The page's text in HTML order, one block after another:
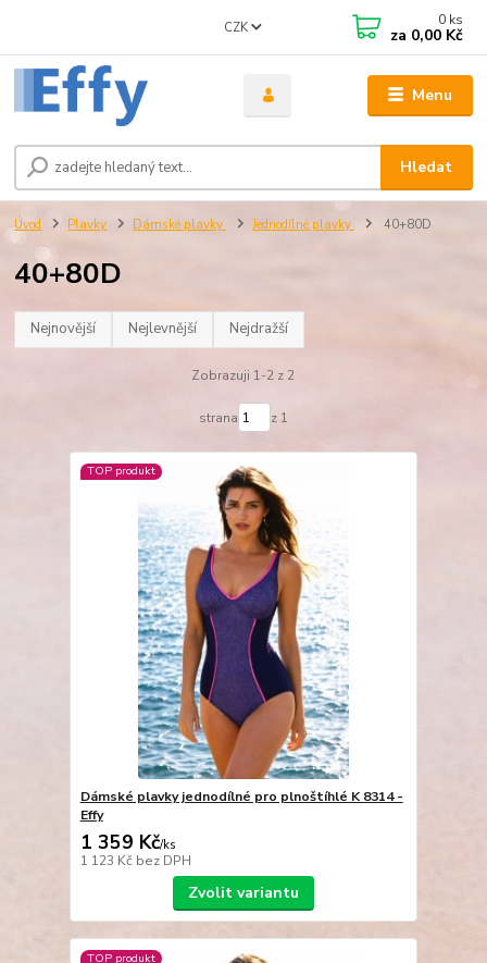
Menu
CZK
Hledat
0 ks
za 0,00 Kč
Úvod Plavky Dámské plavky Jednodílné plavky 40+80D
40+80D
Nejnovější Nejlevnější Nejdražší
Zobrazuji 1-2 z 2
strana z 1
TOP produkt
Dámské plavky jednodílné pro plnoštíhlé K 8314 -
Effy
1 359 Kč/ks
1 123 Kč bez DPH
Zvolit variantu
TOP produkt